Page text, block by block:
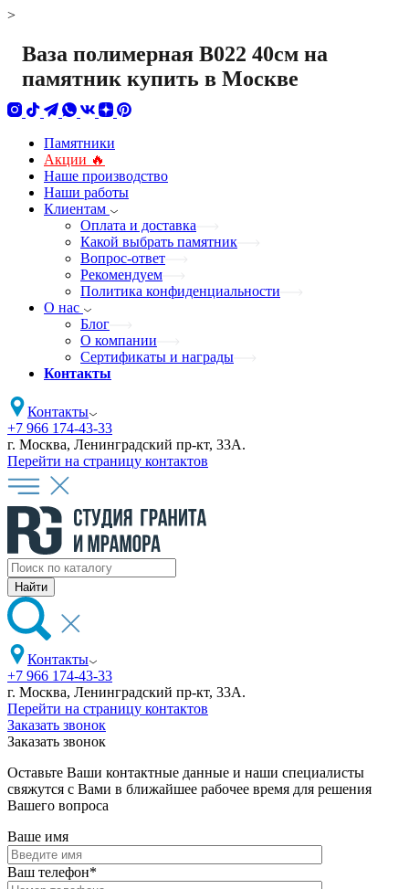
>
Ваза полимерная В022 40см на
памятник купить в Москве
Памятники
Акции 🔥
Наше производство
Наши работы
Клиентам
Оплата и доставка
Какой выбрать памятник
Вопрос-ответ
Рекомендуем
Политика конфиденциальности
О нас
Блог
О компании
Сертификаты и награды
Контакты
Контакты
+7 966 174-43-33
г. Москва, Ленинградский пр-кт, 33А.
Перейти на страницу контактов
Контакты
+7 966 174-43-33
г. Москва, Ленинградский пр-кт, 33А.
Перейти на страницу контактов
Заказать звонок
Заказать звонок
Оставьте Ваши контактные данные и наши специалисты
свяжутся с Вами в ближайшее рабочее время для решения
Вашего вопроса
Ваше имя
Ваш телефон*